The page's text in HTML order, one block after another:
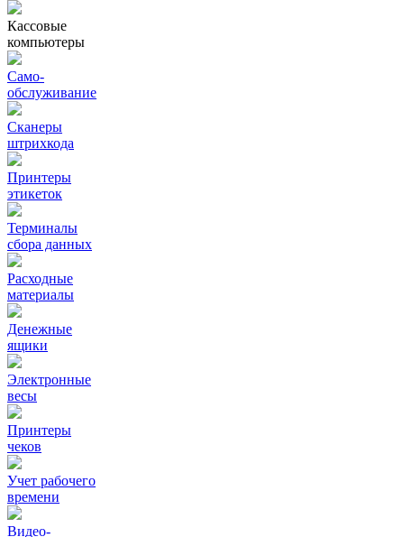
Кассовые
компьютеры
Само-
обслуживание
Сканеры
штрихкода
Принтеры
этикеток
Терминалы
сбора данных
Расходные
материалы
Денежные
ящики
Электронные
весы
Принтеры
чеков
Учет рабочего
времени
Видео‑